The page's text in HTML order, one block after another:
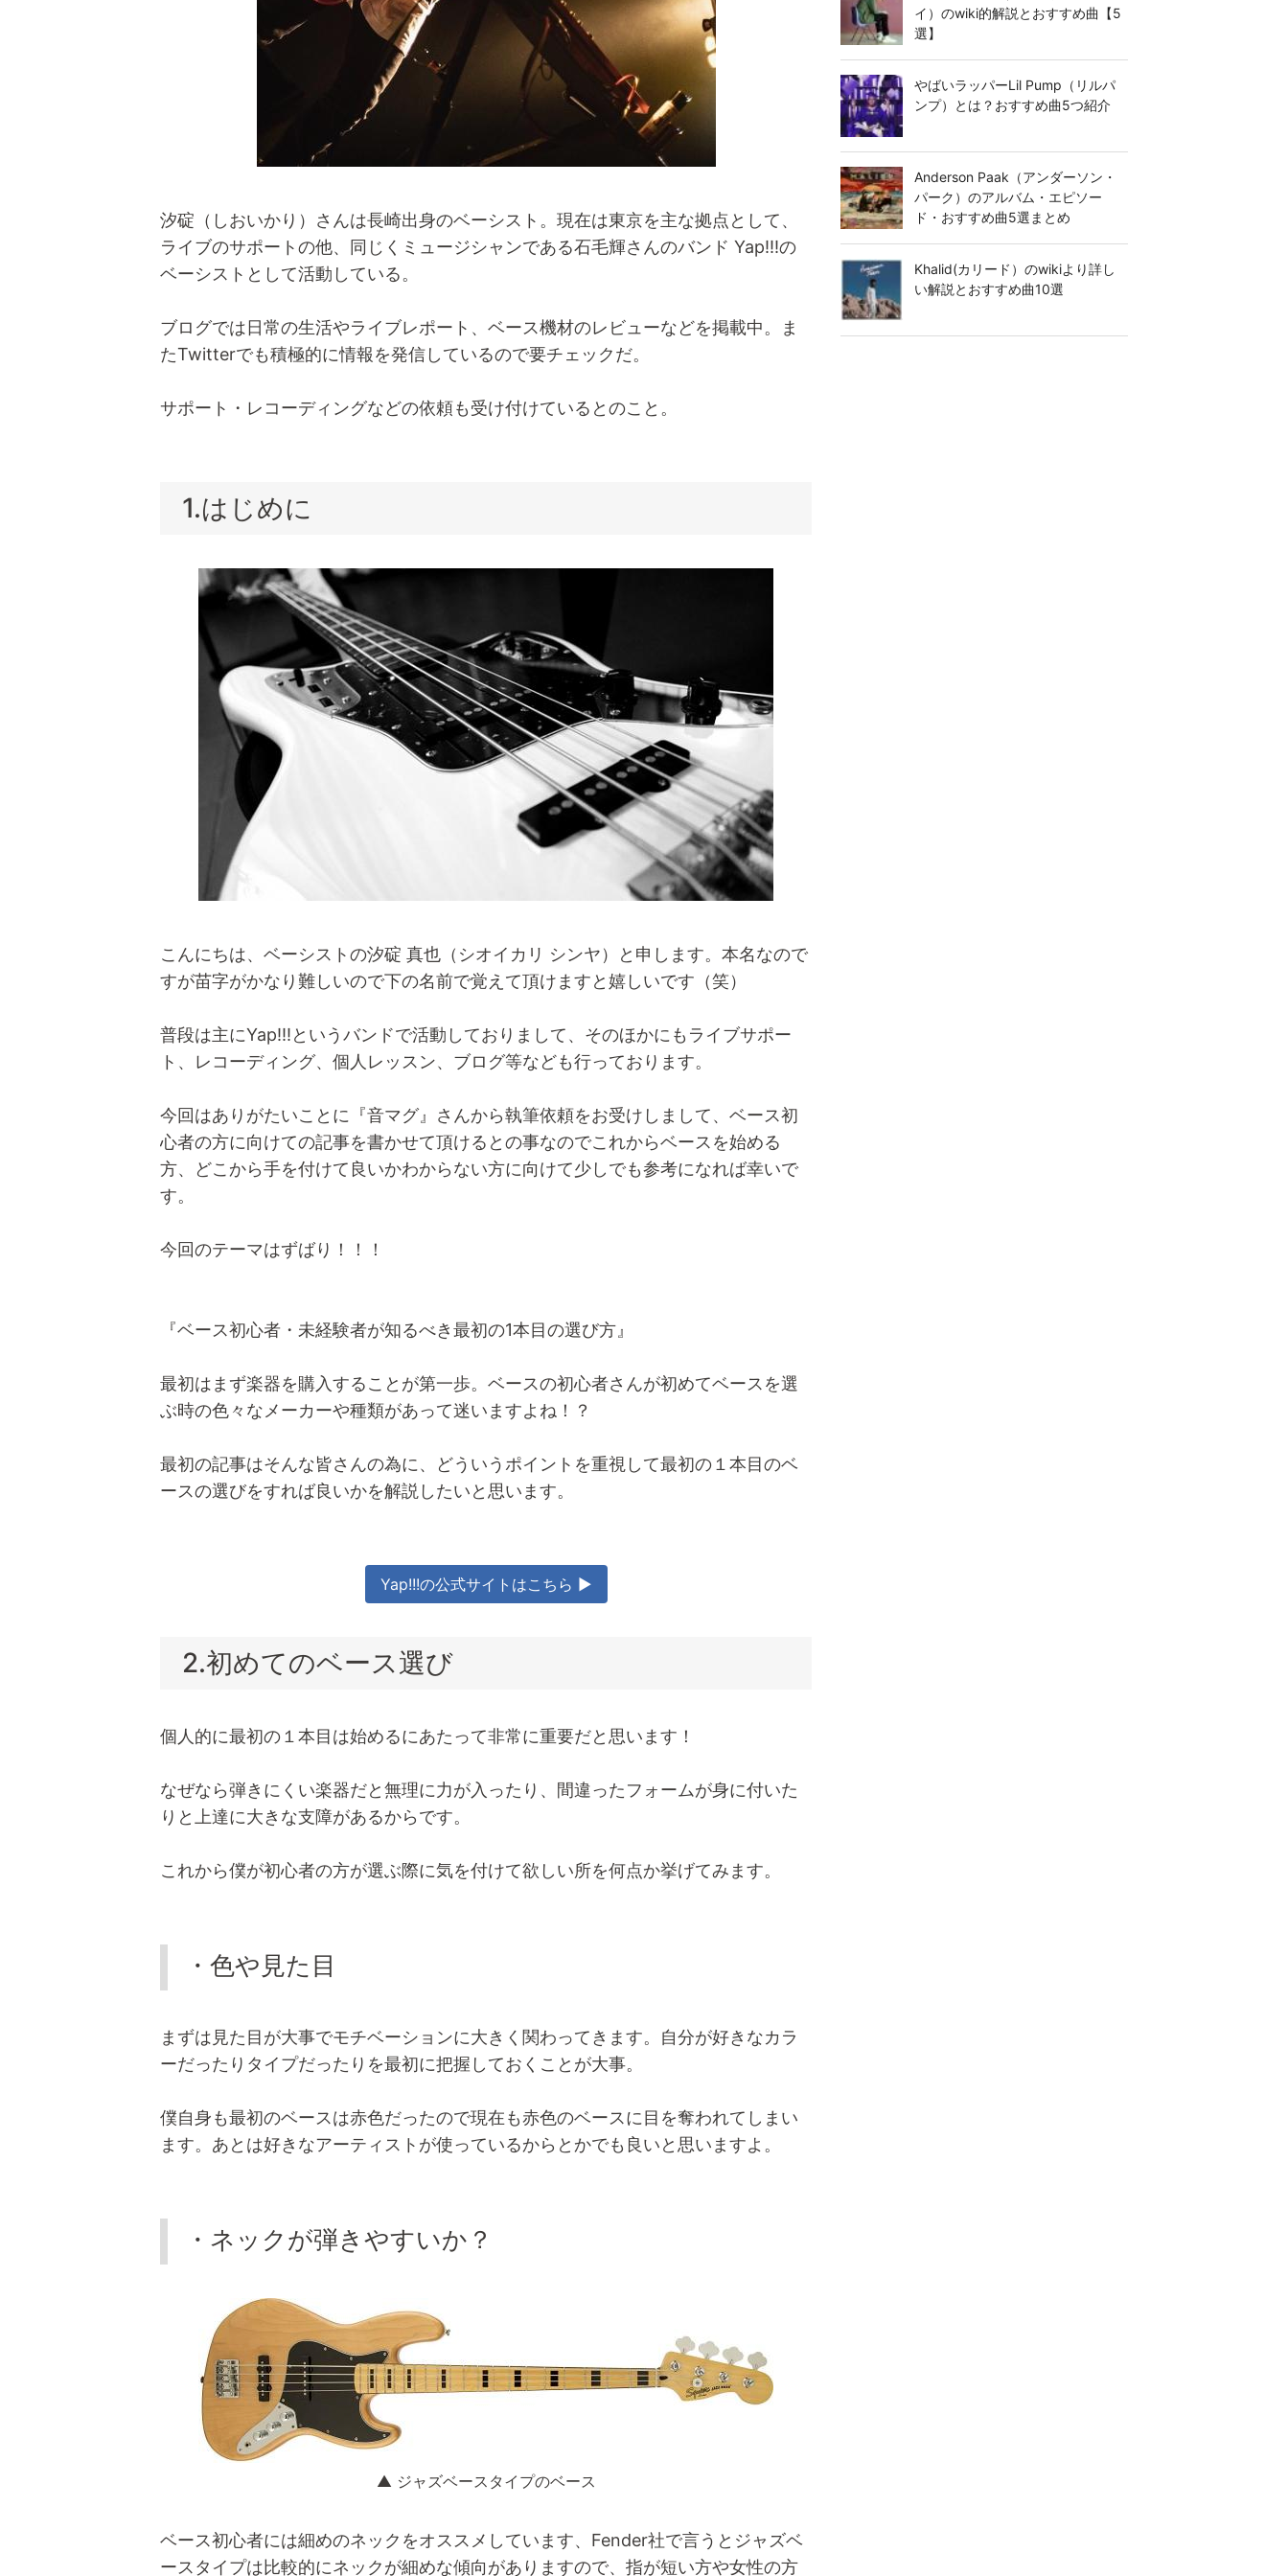
汐碇（しおいかり）さんは長崎出身のベーシスト。現在は東京を主な拠点として、
ライブのサポートの他、同じくミュージシャンである石毛輝さんのバンド Yap!!!の
ベーシストとして活動している。
ブログでは日常の生活やライブレポート、ベース機材のレビューなどを掲載中。ま
たTwitterでも積極的に情報を発信しているので要チェックだ。
サポート・レコーディングなどの依頼も受け付けているとのこと。
1.はじめに
こんにちは、ベーシストの汐碇 真也（シオイカリ シンヤ）と申します。本名なので
すが苗字がかなり難しいので下の名前で覚えて頂けますと嬉しいです（笑）
普段は主にYap!!!というバンドで活動しておりまして、そのほかにもライブサポー
ト、レコーディング、個人レッスン、ブログ等なども行っております。
今回はありがたいことに『音マグ』さんから執筆依頼をお受けしまして、ベース初
心者の方に向けての記事を書かせて頂けるとの事なのでこれからベースを始める
方、どこから手を付けて良いかわからない方に向けて少しでも参考になれば幸いで
す。
今回のテーマはずばり！！！
『ベース初心者・未経験者が知るべき最初の1本目の選び方』
最初はまず楽器を購入することが第一歩。ベースの初心者さんが初めてベースを選
ぶ時の色々なメーカーや種類があって迷いますよね！？
最初の記事はそんな皆さんの為に、どういうポイントを重視して最初の１本目のベ
ースの選びをすれば良いかを解説したいと思います。
Yap!!!の公式サイトはこちら ▶
2.初めてのベース選び
個人的に最初の１本目は始めるにあたって非常に重要だと思います！
なぜなら弾きにくい楽器だと無理に力が入ったり、間違ったフォームが身に付いた
りと上達に大きな支障があるからです。
これから僕が初心者の方が選ぶ際に気を付けて欲しい所を何点か挙げてみます。
・色や見た目
まずは見た目が大事でモチベーションに大きく関わってきます。自分が好きなカラ
ーだったりタイプだったりを最初に把握しておくことが大事。
僕自身も最初のベースは赤色だったので現在も赤色のベースに目を奪われてしまい
ます。あとは好きなアーティストが使っているからとかでも良いと思いますよ。
・ネックが弾きやすいか？
▲ ジャズベースタイプのベース
ベース初心者には細めのネックをオススメしています、Fender社で言うとジャズベ
ースタイプは比較的にネックが細めな傾向がありますので、指が短い方や女性の方
イ）のwiki的解説とおすすめ曲【5
選】
やばいラッパーLil Pump（リルパ
ンプ）とは？おすすめ曲5つ紹介
Anderson Paak（アンダーソン・
パーク）のアルバム・エピソー
ド・おすすめ曲5選まとめ
Khalid(カリード）のwikiより詳し
い解説とおすすめ曲10選